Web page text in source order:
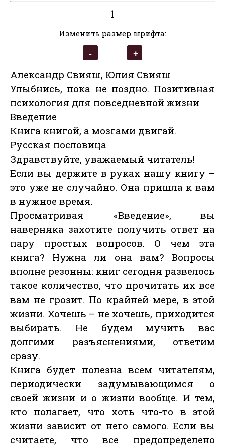
1
Изменить размер шрифта:
Александр Свияш, Юлия Свияш
Улыбнись, пока не поздно. Позитивная
психология для повседневной жизни
Введение
Книга книгой, а мозгами двигай.
Русская пословица
Здравствуйте, уважаемый читатель!
Если вы держите в руках нашу книгу –
это уже не случайно. Она пришла к вам
в нужное время.
Просматривая «Введение», вы
наверняка захотите получить ответ на
пару простых вопросов. О чем эта
книга? Нужна ли она вам? Вопросы
вполне резонны: книг сегодня развелось
такое количество, что прочитать их все
вам не грозит. По крайней мере, в этой
жизни. Хочешь – не хочешь, приходится
выбирать. Не будем мучить вас
долгими разъяснениями, ответим
сразу.
Книга будет полезна всем читателям,
периодически задумывающимся о
своей жизни и о жизни вообще. И тем,
кто полагает, что хоть что-то в этой
жизни зависит от него самого. Если вы
считаете, что все предопределено